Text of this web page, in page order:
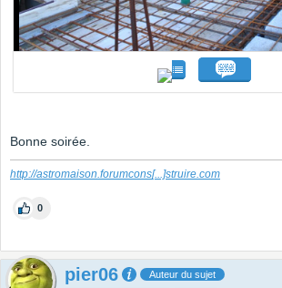
Bonne soirée.
http://astromaison.forumcons[...]struire.com
0
pier06 Auteur du sujet